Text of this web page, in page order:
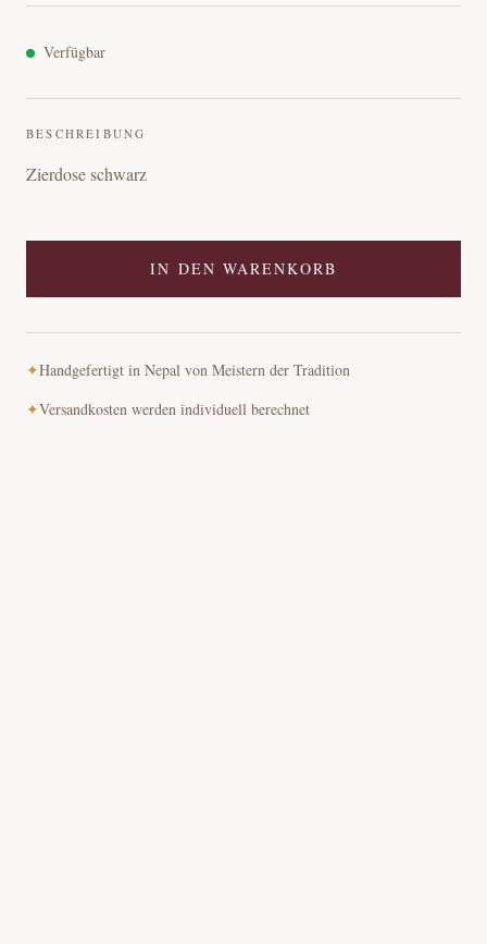
Verfügbar
BESCHREIBUNG
Zierdose schwarz
IN DEN WARENKORB
✦Handgefertigt in Nepal von Meistern der Tradition
✦Versandkosten werden individuell berechnet